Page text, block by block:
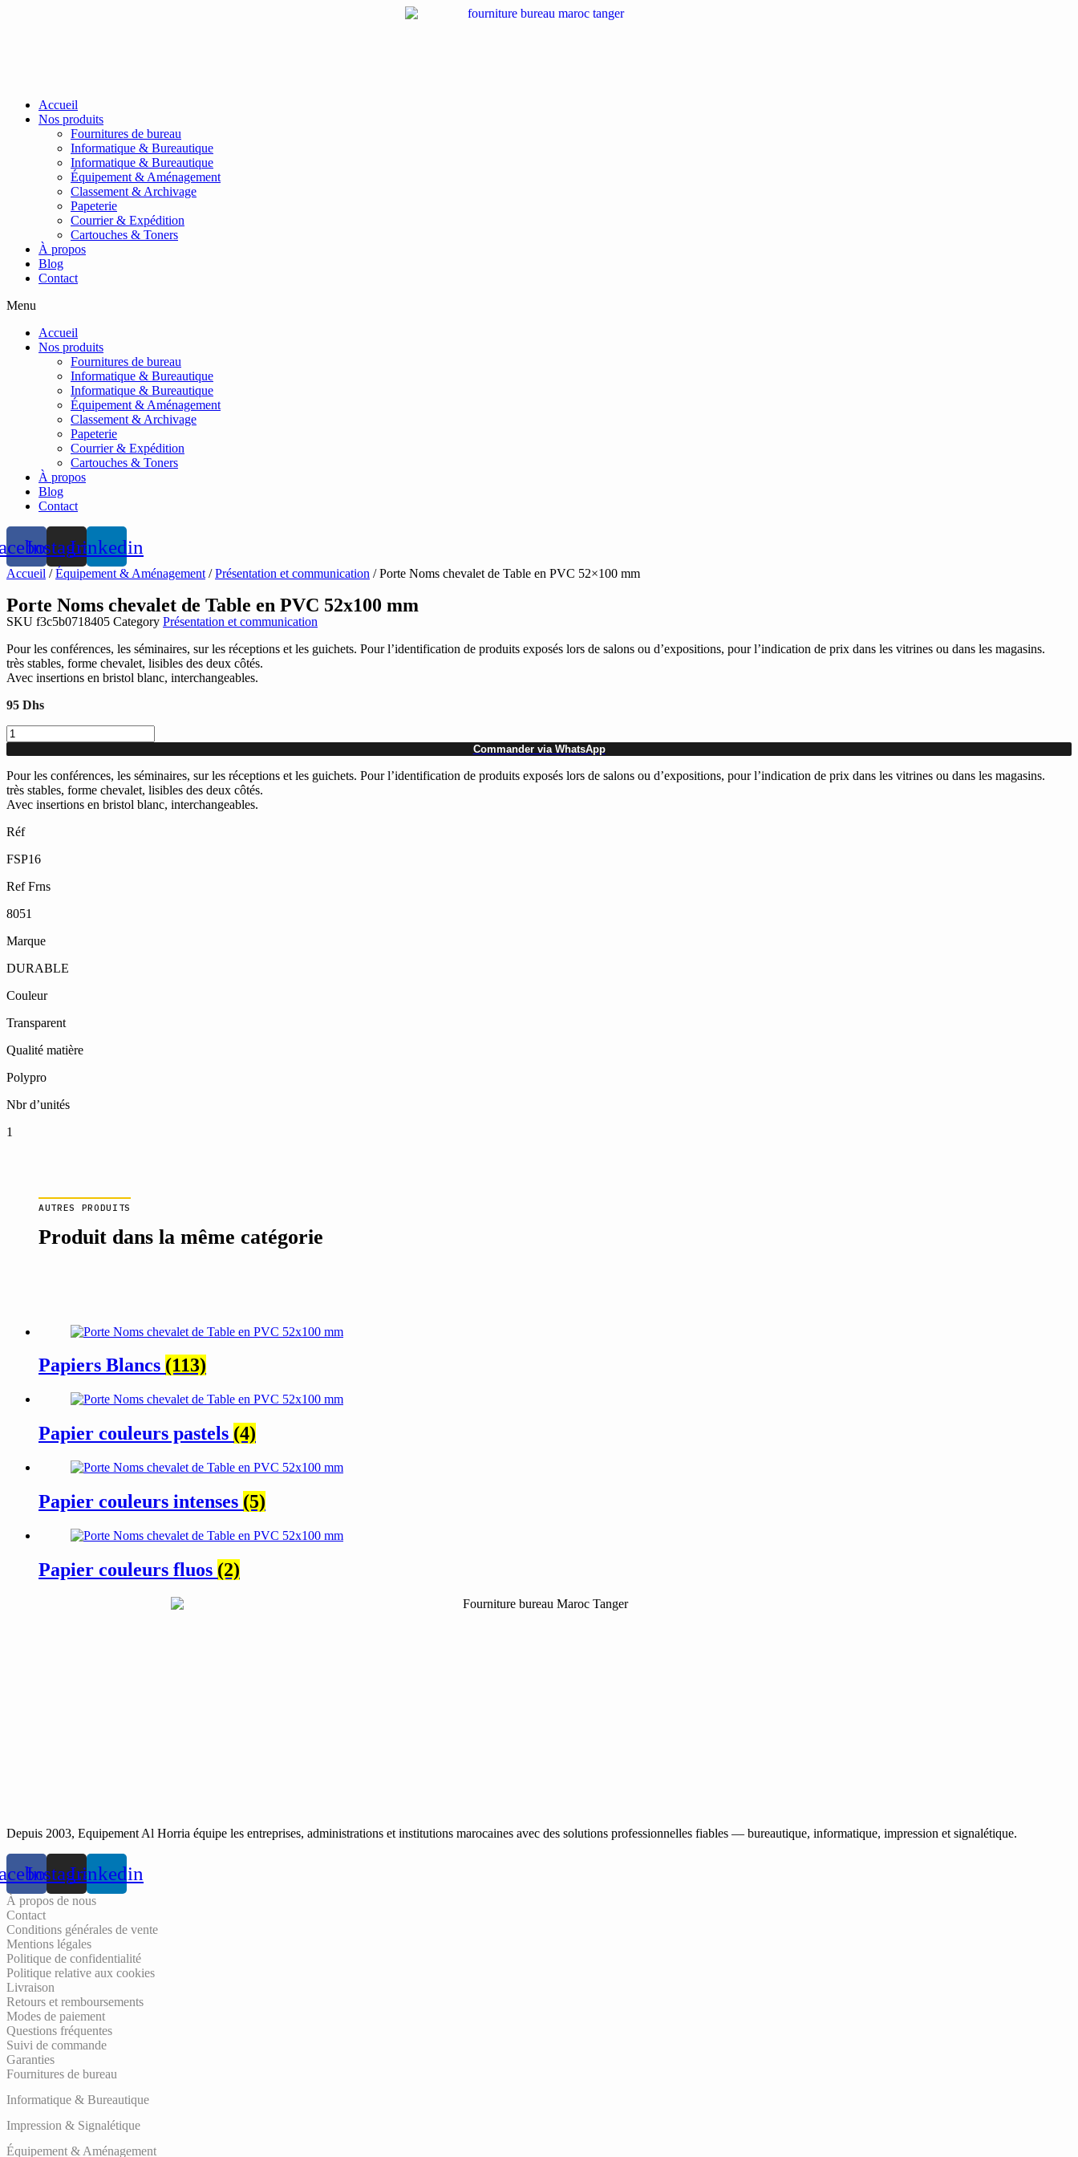
Accueil
Nos produits
Fournitures de bureau
Informatique & Bureautique
Informatique & Bureautique
Équipement & Aménagement
Classement & Archivage
Papeterie
Courrier & Expédition
Cartouches & Toners
À propos
Blog
Contact
Menu
Accueil
Nos produits
Fournitures de bureau
Informatique & Bureautique
Informatique & Bureautique
Équipement & Aménagement
Classement & Archivage
Papeterie
Courrier & Expédition
Cartouches & Toners
À propos
Blog
Contact
InstagramLinkedin
Accueil /Équipement & Aménagement /Présentation et communication / Porte Noms chevalet de Table en PVC 52×100 mm
Porte Noms chevalet de Table en PVC 52x100 mm
SKU f3c5b0718405 Category Présentation et communication
Pour les conférences, les séminaires, sur les réceptions et les guichets. Pour l’identification de produits exposés lors de salons ou d’expositions, pour l’indication de prix dans les vitrines ou dans les magasins.
très stables, forme chevalet, lisibles des deux côtés.
Avec insertions en bristol blanc, interchangeables.
95 Dhs
quantité
de
Porte
Noms
chevalet
de
en
52x100
Commander via WhatsApp
Pour les conférences, les séminaires, sur les réceptions et les guichets. Pour l’identification de produits exposés lors de salons ou d’expositions, pour l’indication de prix dans les vitrines ou dans les magasins.
très stables, forme chevalet, lisibles des deux côtés.
Avec insertions en bristol blanc, interchangeables.
Réf
FSP16
Ref Frns
8051
Marque
DURABLE
Couleur
Transparent
Qualité matière
Polypro
Nbr d’unités
1
AUTRES PRODUITS
Produit dans la même catégorie
Papiers Blancs (113)
Papier couleurs pastels (4)
Papier couleurs intenses (5)
Papier couleurs fluos (2)
Depuis 2003, Equipement Al Horria équipe les entreprises, administrations et institutions marocaines avec des solutions professionnelles fiables — bureautique, informatique, impression et signalétique.
InstagramLinkedin
À propos de nous
Contact
Conditions générales de vente
Mentions légales
Politique de confidentialité
Politique relative aux cookies
Livraison
Retours et remboursements
Modes de paiement
Questions fréquentes
Suivi de commande
Garanties
Fournitures de bureau
Informatique & Bureautique
Impression & Signalétique
Équipement & Aménagement